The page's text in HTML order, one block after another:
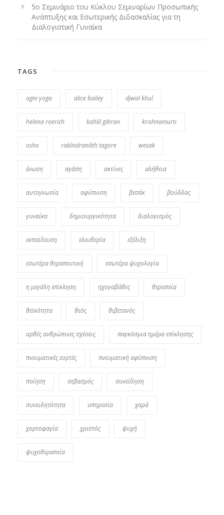
5ο Σεμινάριο του Κύκλου Σεμιναρίων Προσωπικής
Ανάπτυξης και Εσωτερικής Διδασκαλίας για τη
Διαλογιστική Γυναίκα
TAGS
agni yoga alice bailey djwal khul
helena roerich kahlil gibran krishnamurti
osho rabîndranâth tagore wesak
ένωση αγάπη ακτίνες αλήθεια
αυτογνωσία αφύπνιση βεσάκ βούδδας
γυναίκα δημιουργικότητα διαλογισμός
εκπαίδευση ελευθερία εξέλιξη
εσωτέρα θεραπευτική εσωτέρα ψυχολογία
η μεγάλη επίκληση ηχογαβάθες θεραπεία
θεϊκότητα θεός θιβετανός
ορθές ανθρώπινες σχέσεις παγκόσμια ημέρα επίκλησης
πνευματικές εορτές πνευματική αφύπνιση
ποίηση σεβασμός συνείδηση
συνειδητότητα υπηρεσία χαρά
χορτοφαγία χριστός ψυχή
ψυχοθεραπεία